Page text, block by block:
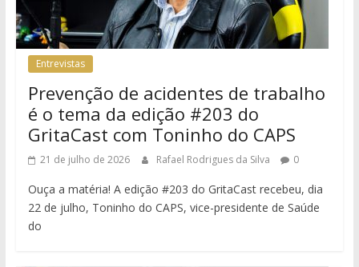
Entrevistas
Prevenção de acidentes de trabalho
é o tema da edição #203 do
GritaCast com Toninho do CAPS
21 de julho de 2026 Rafael Rodrigues da Silva 0
Ouça a matéria! A edição #203 do GritaCast recebeu, dia
22 de julho, Toninho do CAPS, vice-presidente de Saúde
do